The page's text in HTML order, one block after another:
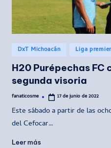
Publicado
en
DxT Michoacán Liga premier
H20 Purépechas FC
segunda visoria
Publicado
fanaticosme 17 de junio de 2022
Este sábado a partir de las
del Cefocar…
Leer más